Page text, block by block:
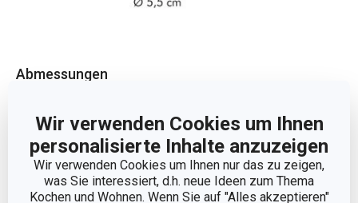
Wir verwenden Cookies um Ihnen
personalisierte Inhalte anzuzeigen
Wir verwenden Cookies um Ihnen nur das zu zeigen,
was Sie interessiert, d.h. neue Ideen zum Thema
Kochen und Wohnen. Wenn Sie auf "Alles akzeptieren"
Abmessungen
PRODUKTHÖHE (CM) 4
DURCHMESSER (CM) 5.5